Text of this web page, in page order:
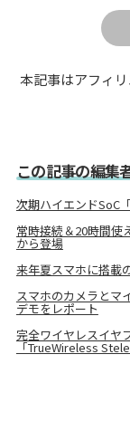
本記事はアフィ
この記事の編集
次期ハイエンドSoC
常時接続＆20時間使
から登場
来年夏スマホに搭載
スマホのカメラとマ
デモをレポート
完全ワイヤレスイヤ
「TrueWireless